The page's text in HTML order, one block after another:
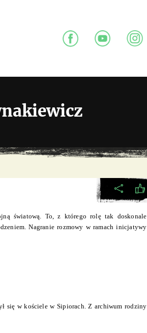
światową. To, z którego rolę tak doskonale
Nagranie rozmowy w ramach inicjatywy
się w kościele w Sipiorach. Z archiwum rodziny